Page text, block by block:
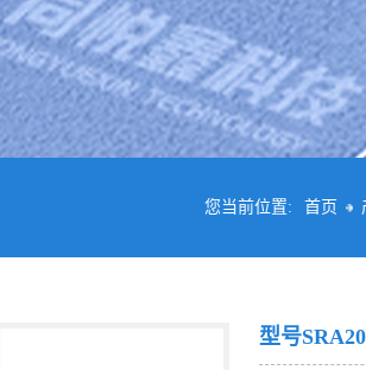
您当前位置: 首页
型号